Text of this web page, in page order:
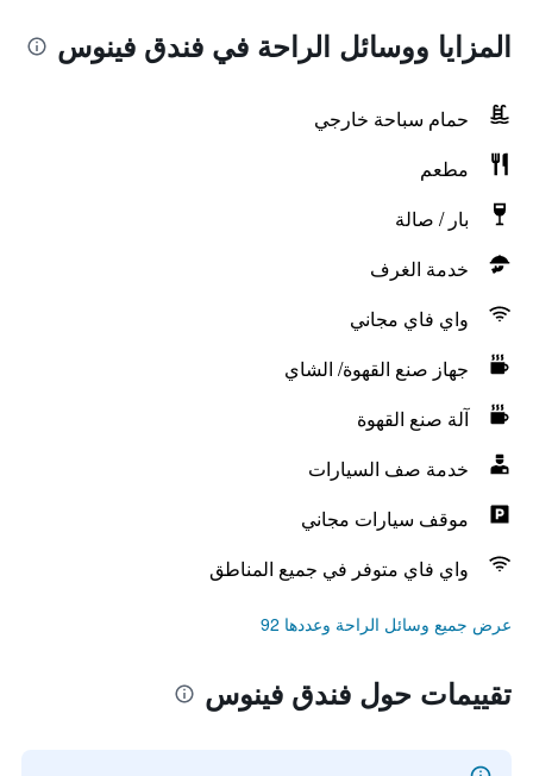
المزايا ووسائل الراحة في فندق فينوس
حمام سباحة خارجي
مطعم
بار / صالة
خدمة الغرف
واي فاي مجاني
جهاز صنع القهوة/ الشاي
آلة صنع القهوة
خدمة صف السيارات
موقف سيارات مجاني
واي فاي متوفر في جميع المناطق
عرض جميع وسائل الراحة وعددها 92
تقييمات حول فندق فينوس